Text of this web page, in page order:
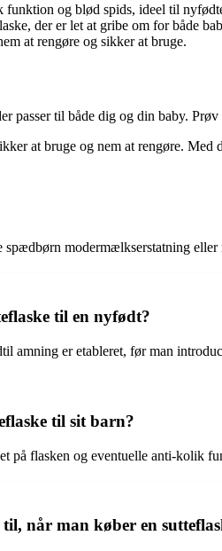
og blød spids, ideel til
der er let at gribe om for både
at rengøre og sikker at bruge.
passer til både dig og din baby.
at bruge og nem at rengøre.
spædbørn modermælkserstatning
til en nyfødt?
amning er etableret, før man
til sit barn?
på flasken og eventuelle anti-kolik
når man køber en